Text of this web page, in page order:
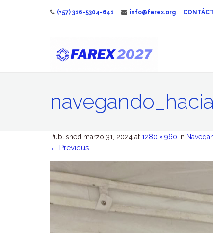
(+57) 316-5304-641 info@farex.org
Published marzo 31, 2024 at 1280 × 960 in
← Previous